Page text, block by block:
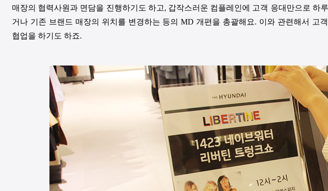
매장의 협력사원과 면담을 진행하기도 하고, 갑작스러운 컴플레인에 고객 응대만으로 하
거나 기존 브랜드 매장의 위치를 변경하는 등의MD개편을 총괄해요. 이와 관련해서 고
협업을 하기도 하죠.